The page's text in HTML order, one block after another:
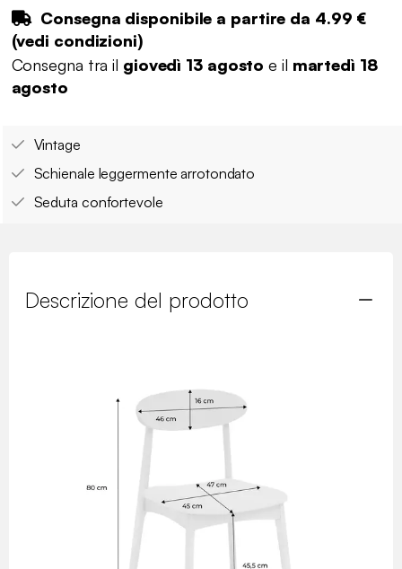
Consegna disponibile a partire da 4.99 €
(vedi condizioni)
Consegna tra il giovedì 13 agosto e il martedì 18
agosto
Vintage
Schienale leggermente arrotondato
Seduta confortevole
Descrizione del prodotto